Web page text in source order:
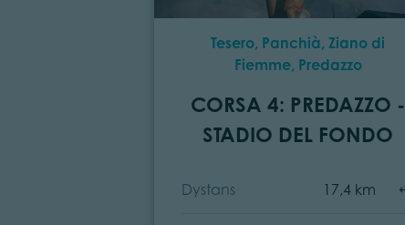
Tesero, Panchià, Ziano di
Fiemme, Predazzo
CORSA 4: PREDAZZO -
STADIO DEL FONDO
Dystans 17,4 km